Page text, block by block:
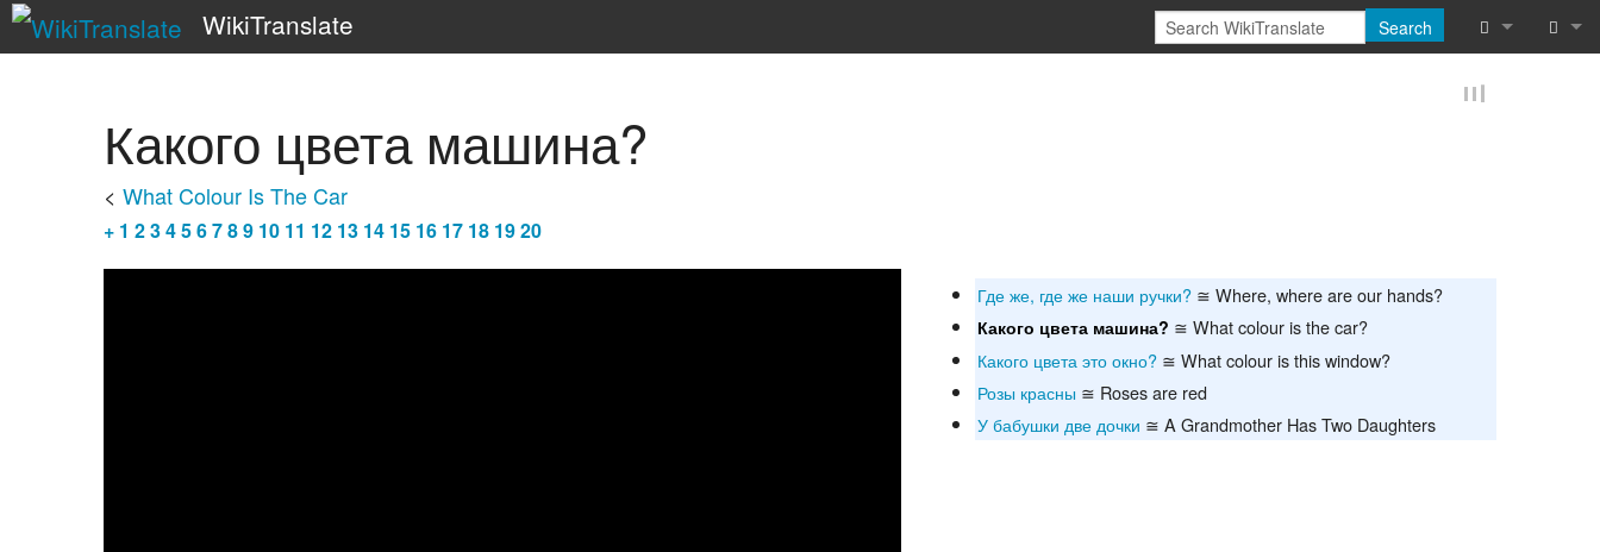
WikiTranslate Search
Какого цвета машина?
< What Colour Is The Car
+ 1 23456789 10 11 12 13 14 15 16 17 18 1920
Где же, где же наши ручки? ≅ Where, where are our hands?
Какого цвета машина? ≅ What colour is the car?
Какого цвета это окно? ≅ What colour is this window?
Розы красны ≅ Roses are red
У бабушки две дочки ≅ A Grandmother Has Two Daughters